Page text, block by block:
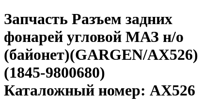
Запчасть Разъем задних
фонарей угловой МАЗ н/о
(байонет)(GARGEN/AX526)
(1845-9800680)
Каталожный номер: AX526